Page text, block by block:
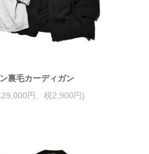
裏毛カーディガン
円、税2,900円)